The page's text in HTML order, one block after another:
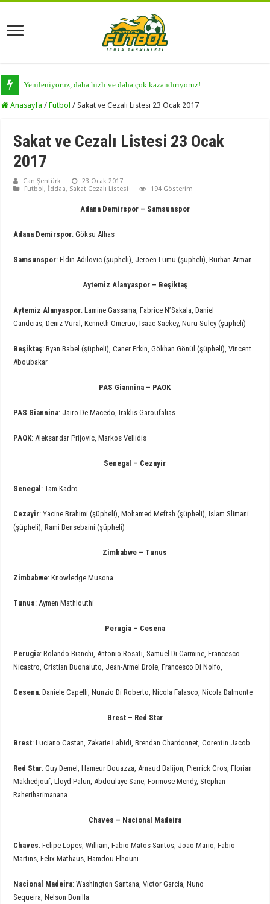
Yenileniyoruz, daha hızlı ve daha çok kazandırıyoruz!
Anasayfa / Futbol / Sakat ve Cezalı Listesi 23 Ocak 2017
Sakat ve Cezalı Listesi 23 Ocak
2017
Can Şentürk
23 Ocak 2017
Futbol,İddaa, Sakat Cezalı Listesi 194 Gösterim
Adana Demirspor – Samsunspor
Adana Demirspor: Göksu Alhas
Samsunspor: Eldin Adilovic (şüpheli), Jeroen Lumu (şüpheli), Burhan Arman
Aytemiz Alanyaspor – Beşiktaş
Aytemiz Alanyaspor: Lamine Gassama, Fabrice N’Sakala, Daniel
Candeias, Deniz Vural, Kenneth Omeruo, Isaac Sackey, Nuru Suley (şüpheli)
Beşiktaş: Ryan Babel (şüpheli), Caner Erkin, Gökhan Gönül (şüpheli), Vincent
Aboubakar
PAS Giannina – PAOK
PAS Giannina: Jairo De Macedo, Iraklis Garoufalias
PAOK: Aleksandar Prijovic, Markos Vellidis
Senegal – Cezayir
Senegal : Tam Kadro
Cezayir: Yacine Brahimi (şüpheli), Mohamed Meftah (şüpheli), Islam Slimani
(şüpheli), Rami Bensebaini (şüpheli)
Zimbabwe – Tunus
Zimbabwe: Knowledge Musona
Tunus: Aymen Mathlouthi
Perugia – Cesena
Perugia: Rolando Bianchi, Antonio Rosati, Samuel Di Carmine, Francesco
Nicastro, Cristian Buonaiuto, Jean-Armel Drole, Francesco Di Nolfo,
Cesena: Daniele Capelli, Nunzio Di Roberto, Nicola Falasco, Nicola Dalmonte
Brest – Red Star
Brest: Luciano Castan, Zakarie Labidi, Brendan Chardonnet, Corentin Jacob
Red Star: Guy Demel, Hameur Bouazza, Arnaud Balijon, Pierrick Cros, Florian
Makhedjouf, Lloyd Palun, Abdoulaye Sane, Formose Mendy, Stephan
Raheriharimanana
Chaves – Nacional Madeira
Chaves: Felipe Lopes, William, Fabio Matos Santos, Joao Mario, Fabio
Martins, Felix Mathaus, Hamdou Elhouni
Nacional Madeira: Washington Santana, Victor Garcia, Nuno
Sequeira, Nelson Bonilla